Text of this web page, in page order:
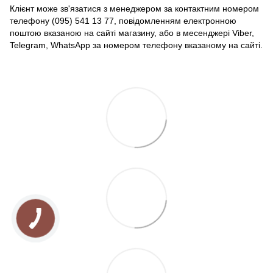
Клієнт може зв'язатися з менеджером за контактним номером
телефону (095) 541 13 77, повідомленням електронною
поштою вказаною на сайті магазину, або в месенджері Viber,
Telegram, WhatsApp за номером телефону вказаному на сайті.